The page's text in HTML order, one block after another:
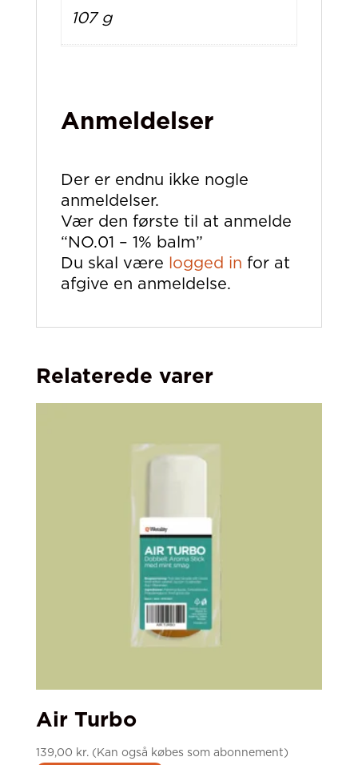
107 g
Anmeldelser
Der er endnu ikke nogle
anmeldelser.
Vær den første til at anmelde
“NO.01 – 1% balm”
Du skal være
logged in for at
afgive en anmeldelse.
Relaterede varer
Air Turbo
139,00 kr.(Kan også købes som abonnement)